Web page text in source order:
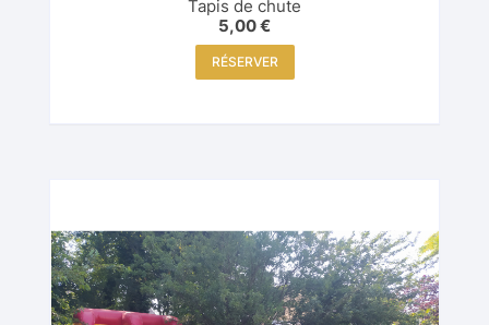
Tapis de chute
5,00€
RÉSERVER